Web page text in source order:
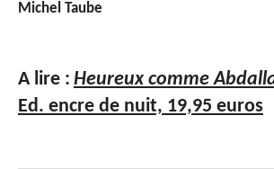
Michel Taube
A lire : Heureux comme
Ed. encre de nuit, 19,95 euros